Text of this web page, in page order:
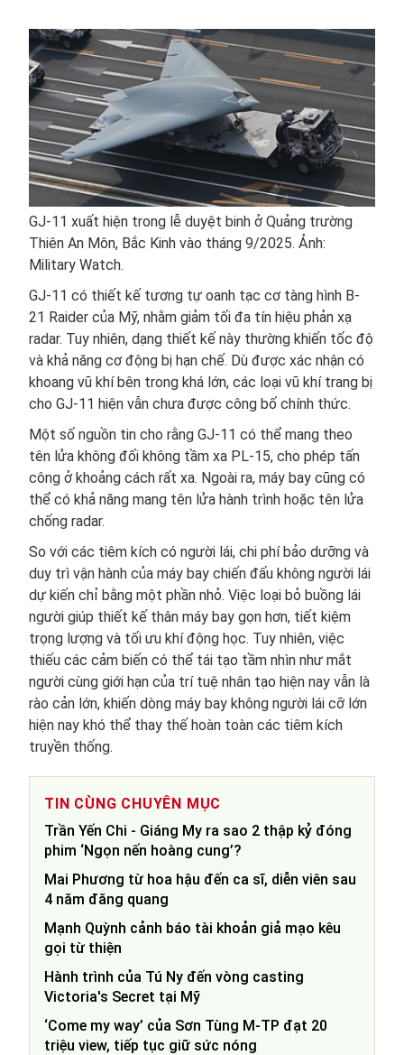
GJ-11 xuất hiện trong lễ duyệt binh ở Quảng trường
Thiên An Môn, Bắc Kinh vào tháng 9/2025. Ảnh:
Military Watch.
GJ-11 có thiết kế tương tự oanh tạc cơ tàng hình B-
21 Raider của Mỹ, nhằm giảm tối đa tín hiệu phản xạ
radar. Tuy nhiên, dạng thiết kế này thường khiến tốc độ
và khả năng cơ động bị hạn chế. Dù được xác nhận có
khoang vũ khí bên trong khá lớn, các loại vũ khí trang bị
cho GJ-11 hiện vẫn chưa được công bố chính thức.
Một số nguồn tin cho rằng GJ-11 có thể mang theo
tên lửa không đối không tầm xa PL-15, cho phép tấn
công ở khoảng cách rất xa. Ngoài ra, máy bay cũng có
thể có khả năng mang tên lửa hành trình hoặc tên lửa
chống radar.
So với các tiêm kích có người lái, chi phí bảo dưỡng và
duy trì vận hành của máy bay chiến đấu không người lái
dự kiến chỉ bằng một phần nhỏ. Việc loại bỏ buồng lái
người giúp thiết kế thân máy bay gọn hơn, tiết kiệm
trọng lượng và tối ưu khí động học. Tuy nhiên, việc
thiếu các cảm biến có thể tái tạo tầm nhìn như mắt
người cùng giới hạn của trí tuệ nhân tạo hiện nay vẫn là
rào cản lớn, khiến dòng máy bay không người lái cỡ lớn
hiện nay khó thể thay thế hoàn toàn các tiêm kích
truyền thống.
TIN CÙNG CHUYÊN MỤC
Trần Yến Chi - Giáng My ra sao 2 thập kỷ đóng
phim ‘Ngọn nến hoàng cung’?
Mai Phương từ hoa hậu đến ca sĩ, diễn viên sau
4 năm đăng quang
Mạnh Quỳnh cảnh báo tài khoản giả mạo kêu
gọi từ thiện
Hành trình của Tú Ny đến vòng casting
Victoria's Secret tại Mỹ
‘Come my way’ của Sơn Tùng M-TP đạt 20
triệu view, tiếp tục giữ sức nóng